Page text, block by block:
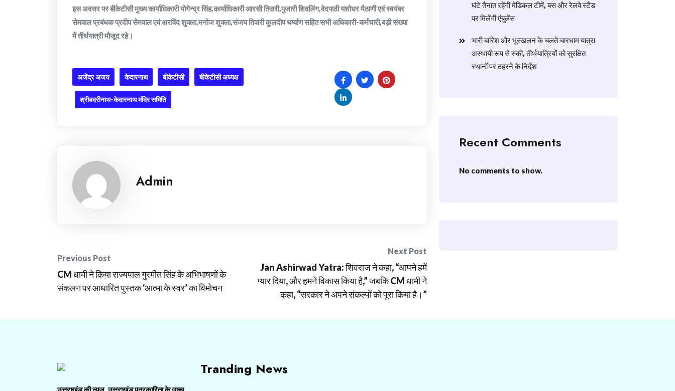
इस अवसर पर बीकेटीसी मुख्य कार्याधिकारी योगेन्द्र सिंह,कार्याधिकारी आरसी तिवारी,पुजारी शिवलिंग,वेदपाठी यशोधर मैठाणी एवं स्वयंबर
सेमवाल प्रबंधक प्रदीप सेमवाल एवं अरविंद शुक्ला,मनोज शुक्ला,संजय तिवारी कुलदीप धर्म्वाण सहित सभी अधिकारी-कर्मचारी,बड़ी संख्या
में तीर्थयात्री मौजूद रहे।
अजेंद्र अजय केदारनाथ बीकेटीसी बीकेटीसी अध्यक्ष
श्रीबदरीनाथ-केदारनाथ मंदिर समिति
Admin
Post
navigation
Previous Post
CM धामी ने किया राज्यपाल गुरमीत सिंह के अभिभाषणों के
संकलन पर आधारित पुस्तक ‘आत्मा के स्वर’ का विमोचन
Next Post
Jan Ashirwad Yatra: शिवराज ने कहा, “आपने हमें
प्यार दिया, और हमने विकास किया है,” जबकि CM धामी ने
कहा, “सरकार ने अपने संकल्पों को पूरा किया है।”
घंटे तैनात रहेंगी मेडिकल टीमें, बस और रेलवे स्टैंड
पर मिलेंगी एंबुलेंस
​भारी बारिश और भूस्खलन के चलते चारधाम यात्रा
अस्थायी रूप से रुकी, तीर्थयात्रियों को सुरक्षित
स्थानों पर ठहरने के निर्देश
Recent Comments
No comments to show.
Tranding News